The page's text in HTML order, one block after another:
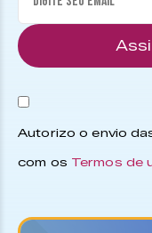
Autorizo o envio
com os Termos de